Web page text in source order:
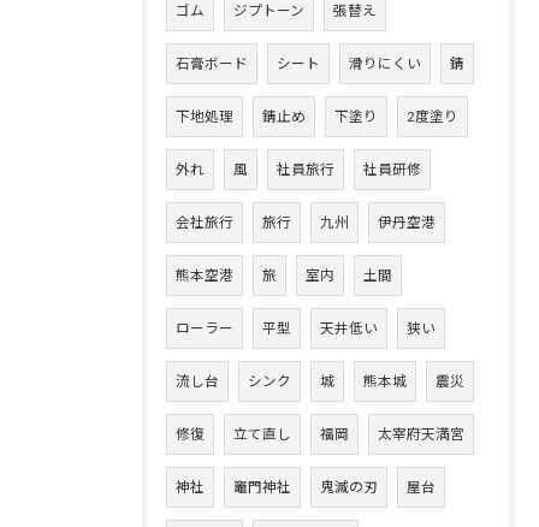
ゴム ジプトーン 張替え
石膏ボード シート 滑りにくい 錆
下地処理 錆止め 下塗り 2度塗り
外れ 風 社員旅行 社員研修
会社旅行 旅行 九州 伊丹空港
熊本空港 旅 室内 土間
ローラー 平型 天井低い 狭い
流し台 シンク 城 熊本城 震災
修復 立て直し 福岡 太宰府天満宮
神社 竈門神社 鬼滅の刃 屋台